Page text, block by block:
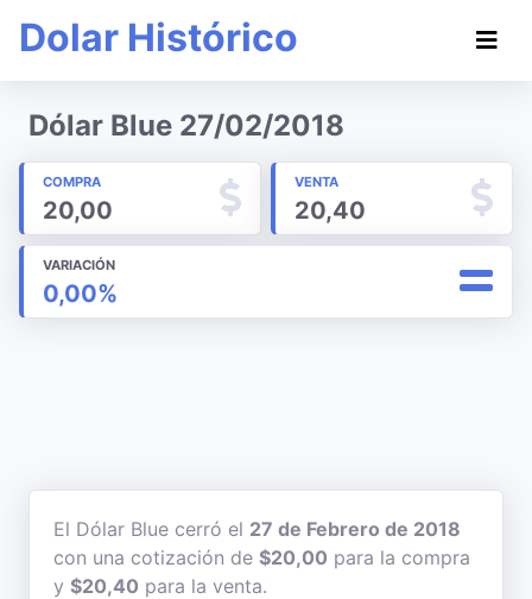
Dolar Histórico
Dólar Blue 27/02/2018
COMPRA
20,00
VENTA
20,40
VARIACIÓN
0,00%
El Dólar Blue cerró el 27 de Febrero de 2018
con una cotización de $20,00 para la compra
y $20,40 para la venta.